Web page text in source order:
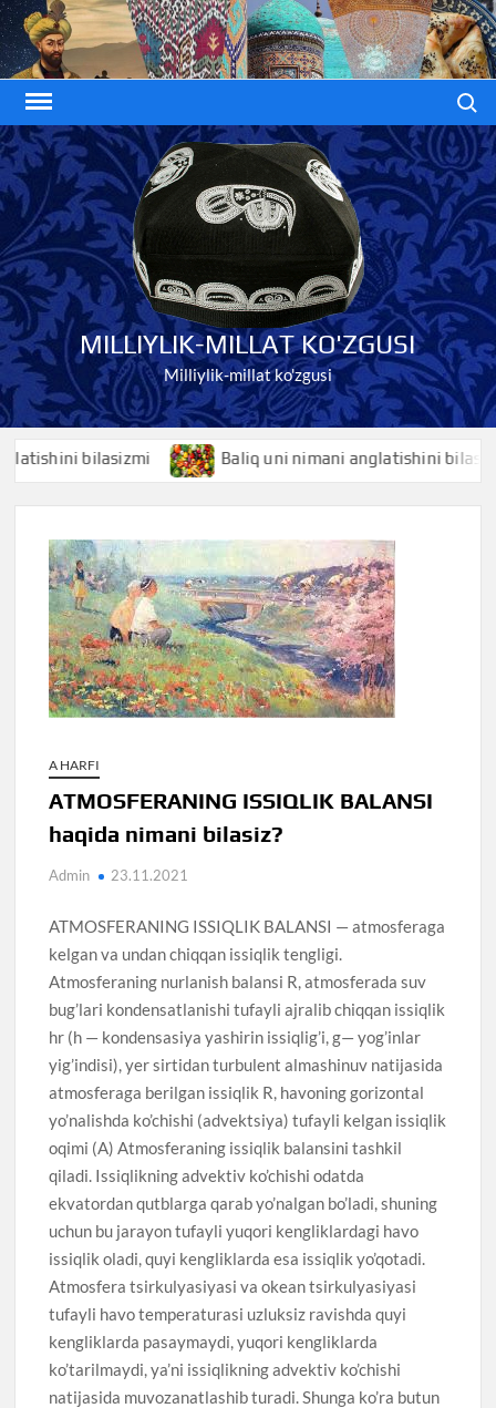
Skip
to
content
MILLIYLIK-MILLAT KO'ZGUSI
Milliylik-millat ko'zgusi
bilasizmi Baliq uni nimani anglatishini bilasizmi
A HARFI
ATMOSFERANING ISSIQLIK BALANSI
haqida nimani bilasiz?
Admin 23.11.2021
ATMOSFERANING ISSIQLIK BALANSI — atmosferaga
kelgan va undan chiqqan issiqlik tengligi.
Atmosferaning nurlanish balansi R, atmosferada suv
bug’lari kondensatlanishi tufayli ajralib chiqqan issiqlik
hr (h — kondensasiya yashirin issiqlig’i, g— yog’inlar
yig’indisi), yer sirtidan turbulent almashinuv natijasida
atmosferaga berilgan issiqlik R, havoning gorizontal
yo’nalishda ko’chishi (advektsiya) tufayli kelgan issiqlik
oqimi (A) Atmosferaning issiqlik balansini tashkil
qiladi. Issiqlikning advektiv ko’chishi odatda
ekvatordan qutblarga qarab yo’nalgan bo’ladi, shuning
uchun bu jarayon tufayli yuqori kengliklardagi havo
issiqlik oladi, quyi kengliklarda esa issiqlik yo’qotadi.
Atmosfera tsirkulyasiyasi va okean tsirkulyasiyasi
tufayli havo temperaturasi uzluksiz ravishda quyi
kengliklarda pasaymaydi, yuqori kengliklarda
ko’tarilmaydi, ya’ni issiqlikning advektiv ko’chishi
natijasida muvozanatlashib turadi. Shunga ko’ra butun